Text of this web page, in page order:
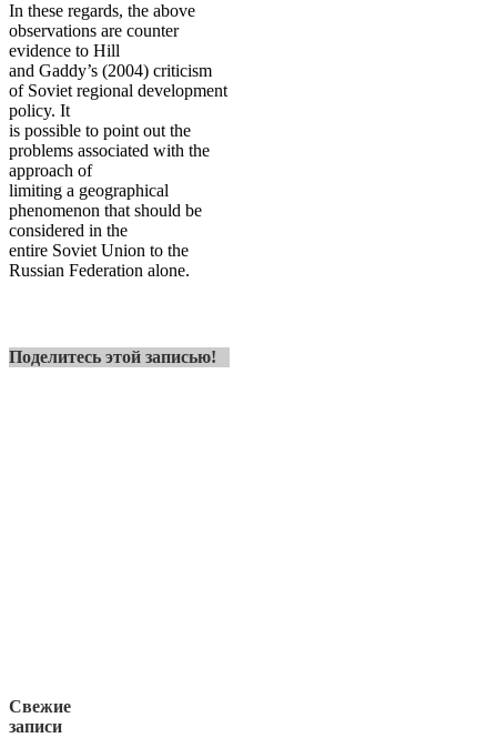
In these regards, the above
observations are counter
evidence to Hill
and Gaddy’s (2004) criticism
of Soviet regional development
policy. It
is possible to point out the
problems associated with the
approach of
limiting a geographical
phenomenon that should be
considered in the
entire Soviet Union to the
Russian Federation alone.
Поделитесь этой записью!
Свежие
записи